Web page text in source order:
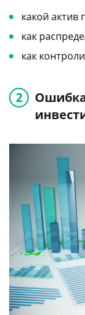
какой актив
как
как